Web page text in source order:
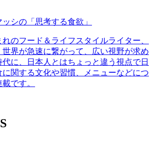
シの「思考する食欲」
のフード＆ライフスタイルライター、
世界が急速に繋がって、広い視野が求め
代に、日本人とはちょっと違う視点で日
関する文化や習慣、メニューなどにつ
です。